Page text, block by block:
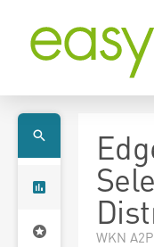
WKN